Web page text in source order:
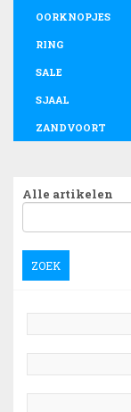
OORKNOPJES
RING
SALE
SJAAL
ZANDVOORT
Alle artikelen
ZOEK